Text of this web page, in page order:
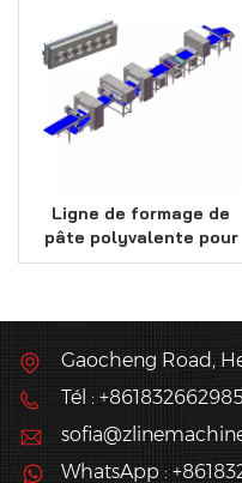
Ligne de formage de
pâte polyvalente pour
produits fourrés à la
Gaocheng Road,
Tél :
WhatsApp :